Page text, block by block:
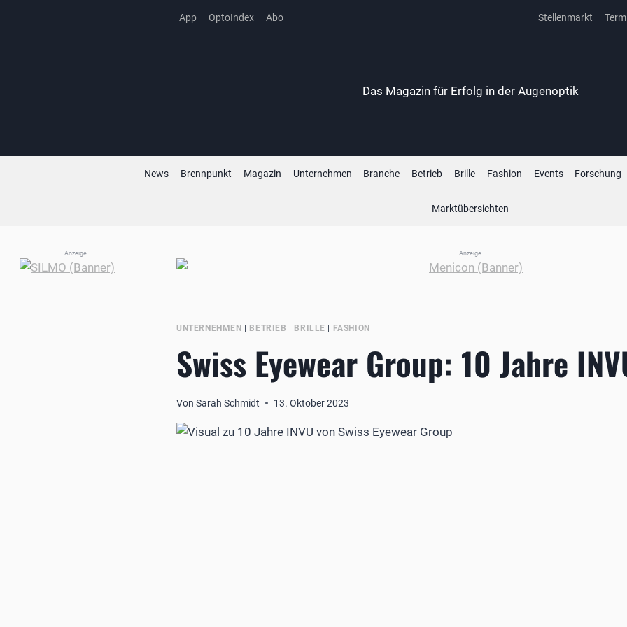
App OptoIndex Abo Stellenmarkt
Das Magazin für Erfolg in der Augenoptik
News Brennpunkt Magazin Unternehmen Branche Betrieb Brille Fashion Events Forschung
Marktübersichten
Anzeige Anzeige
UNTERNEHMEN BETRIEB BRILLE FASHION
Swiss Eyewear Group: 10 Jahre
Von Sarah Schmidt 13. Oktober 2023